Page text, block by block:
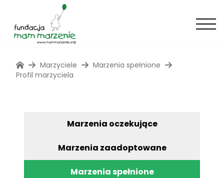
Marzyciele
Marzenia spełnione
Profil marzyciela
Marzenia oczekujące
Marzenia zaadoptowane
Marzenia spełnione